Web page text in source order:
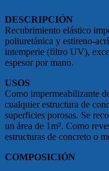
DESCRIPCIÓN
Recubrimiento elástico
poliuretánica y estireno-
intemperie (filtro UV),
espesor por mano.
USOS
Como impermeabilizante
cualquier estructura de
superficies porosas. Se
un área de 1m². Como
estructuras de concreto o
COMPOSICIÓN